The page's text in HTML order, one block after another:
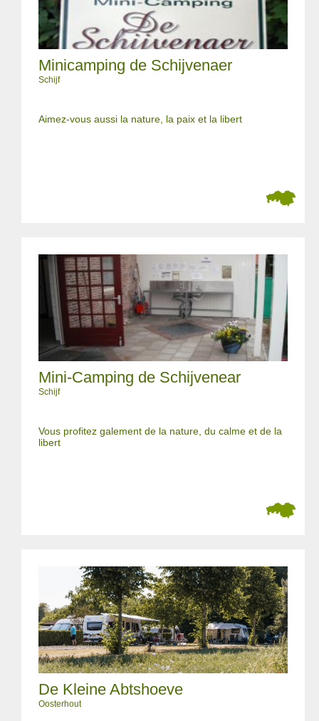
Minicamping de Schijvenaer
Schijf
Aimez-vous aussi la nature, la paix et la libert
Mini-Camping de Schijvenear
Schijf
Vous profitez galement de la nature, du calme et de la
libert
De Kleine Abtshoeve
Oosterhout